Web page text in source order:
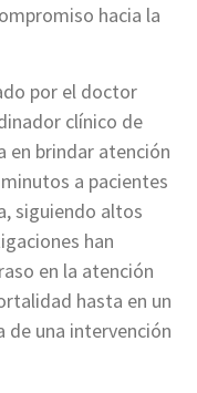
hacia la
por el doctor
clínico de
en brindar atención
a pacientes
siguiendo altos
han
en la atención
hasta en un
de una intervención